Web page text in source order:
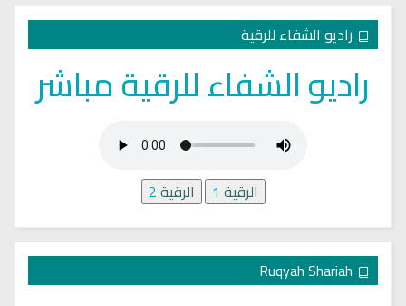
راديو الشفاء للرقية
راديو الشفاء للرقية مباشر
الرقية 1 الرقية2